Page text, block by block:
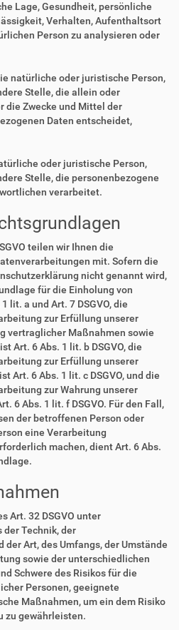
Lage, Gesundheit, persönliche
Verhalten, Aufenthaltsort
Person zu analysieren oder
natürliche oder juristische Person,
Stelle, die allein oder
die Zwecke und Mittel der
Daten entscheidet,
oder juristische Person,
Stelle, die personenbezogene
verarbeitet.
teilen wir Ihnen die
mit. Sofern die
nicht genannt wird,
für die Einholung von
lit. a und Art. 7 DSGVO, die
zur Erfüllung unserer
vertraglicher Maßnahmen sowie
Art. 6 Abs. 1 lit. b DSGVO, die
zur Erfüllung unserer
Art. 6 Abs. 1 lit. c DSGVO, und die
zur Wahrung unserer
6 Abs. 1 lit. f DSGVO. Für den Fall,
der betroffenen Person oder
eine Verarbeitung
machen, dient Art. 6 Abs.
Art. 32 DSGVO unter
der Technik, der
Art, des Umfangs, der Umstände
sowie der unterschiedlichen
Schwere des Risikos für die
Personen, geeignete
Maßnahmen, um ein dem Risiko
zu gewährleisten.